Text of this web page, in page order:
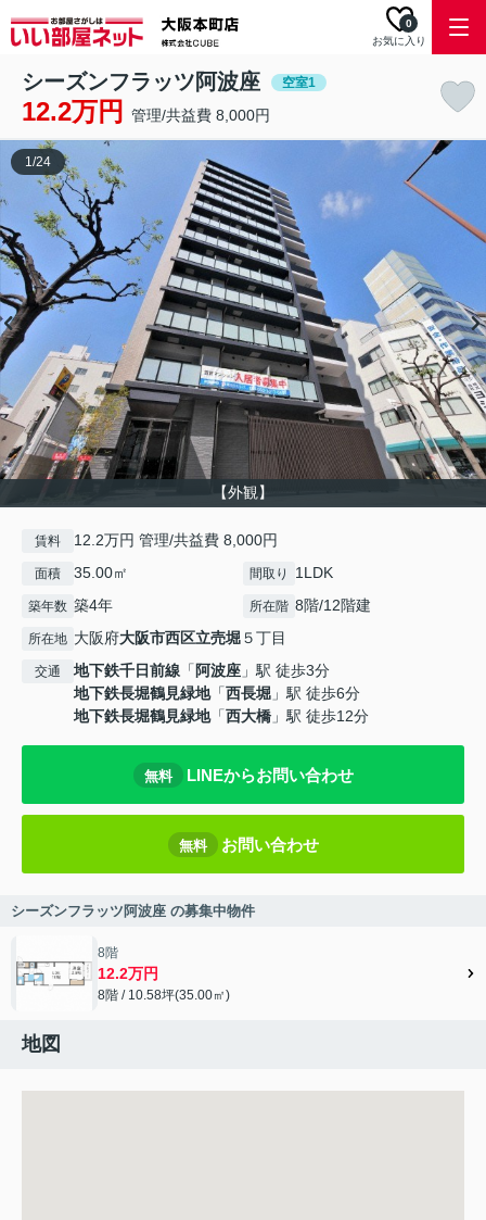
お気に入り
0
シーズンフラッツ阿波座 空室1
12.2万円 管理/共益費 8,000円
【外観】
1/24
賃料 12.2万円 管理/共益費 8,000円
面積 35.00㎡ 間取り 1LDK
築年数 築4年 所在階 8階/12階建
所在地 大阪府大阪市西区立売堀５丁目
交通 地下鉄千日前線 「 阿波座 」駅 徒歩3分
地下鉄長堀鶴見緑地「西長堀 」駅 徒歩6分
地下鉄長堀鶴見緑地「西大橋 」駅 徒歩12分
無料 LINEからお問い合わせ
無料 お問い合わせ
シーズンフラッツ阿波座 の募集中物件
8階
12.2万円
8階 / 10.58坪(35.00㎡)
地図